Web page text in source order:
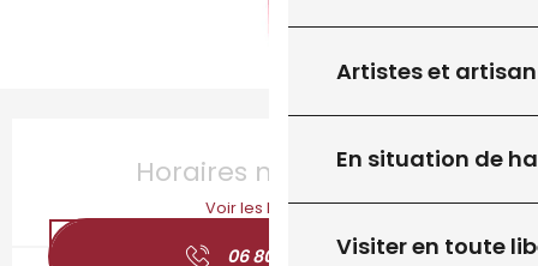
Artistes et
En situation de
Visiter en toute
Horaires non définis
Voir les horaires
06 80 05 42 ▒▒